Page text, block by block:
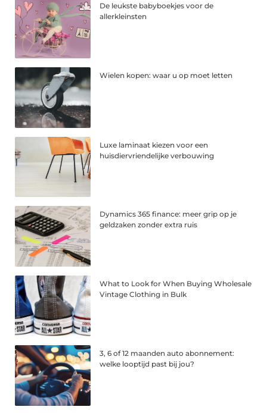
De leukste babyboekjes voor de
allerkleinsten
Wielen kopen: waar u op moet letten
Luxe laminaat kiezen voor een
huisdiervriendelijke verbouwing
Dynamics 365 finance: meer grip op je
geldzaken zonder extra ruis
What to Look for When Buying Wholesale
Vintage Clothing in Bulk
3, 6 of 12 maanden auto abonnement:
welke looptijd past bij jou?